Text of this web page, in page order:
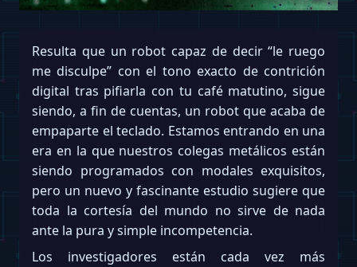
Resulta que un robot capaz de decir “le ruego
me disculpe” con el tono exacto de contrición
digital tras pifiarla con tu café matutino, sigue
siendo, a fin de cuentas, un robot que acaba de
empaparte el teclado. Estamos entrando en una
era en la que nuestros colegas metálicos están
siendo programados con modales exquisitos,
pero un nuevo y fascinante estudio sugiere que
toda la cortesía del mundo no sirve de nada
ante la pura y simple incompetencia.
Los investigadores están cada vez más